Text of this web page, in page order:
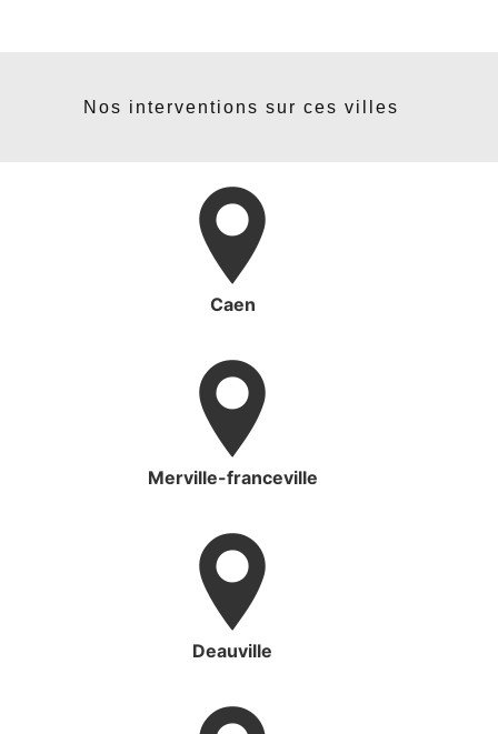
Nos interventions sur ces villes
Caen
Merville-franceville
Deauville